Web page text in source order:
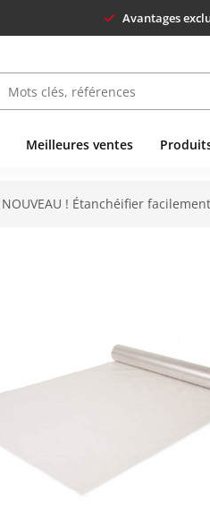
Avantages
Meilleures ventes
NOUVEAU ! Étanchéifier